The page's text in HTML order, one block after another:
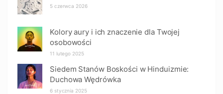
5 czerwca 2026
Kolory aury i ich znaczenie dla Twojej
osobowości
11 lutego 2025
Siedem Stanów Boskości w Hinduizmie:
Duchowa Wędrówka
6 stycznia 2025